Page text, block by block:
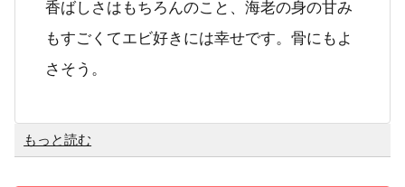
香ばしさはもちろんのこと、海老の身の甘み
もすごくてエビ好きには幸せです。骨にもよ
さそう。
もっと読む